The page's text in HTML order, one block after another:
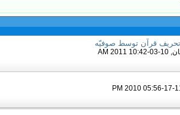
تحریف قرآن توسط صوفیّه
, 10-03-2011 10:42 AM